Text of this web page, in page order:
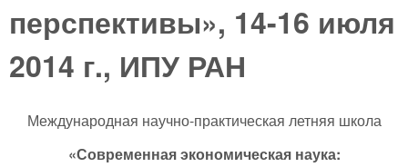
перспективы», 14-16 июля
2014 г., ИПУ РАН
Международная научно-практическая летняя школа
«Современная экономическая наука: